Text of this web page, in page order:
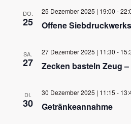
DO.
25
25 Dezember 2025 | 19:00 -
Offene
SA.
27
27 Dezember 2025 | 11:30 -
Zecken basteln Zeug
DI.
30
30 Dezember 2025 | 11:15 -
Getränkeannahme